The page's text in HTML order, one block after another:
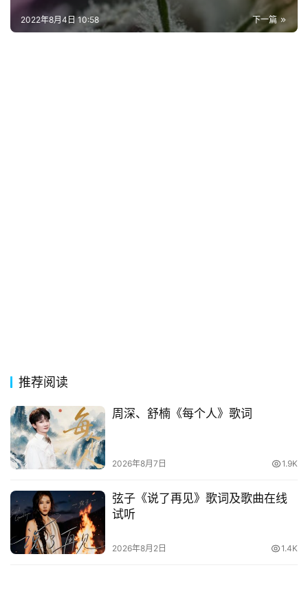
词
好
句
词
电
影
台
词
其
词
下一篇
2022年8月4日 10:58
推荐阅读
周深、舒楠《每个人》歌词
2026年8月7日 1.9K
弦子《说了再见》歌词及歌曲在线
试听
2026年8月2日 1.4K